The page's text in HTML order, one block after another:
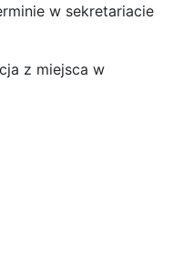
w sekretariacie
z miejsca w